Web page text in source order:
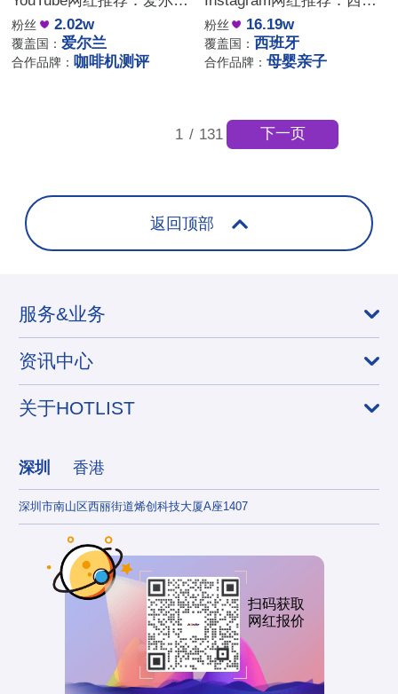
粉丝 2.02w
覆盖国： 爱尔兰
合作品牌： 咖啡机测评
粉丝 16.19w
覆盖国： 西班牙
合作品牌：母婴亲子
1 / 131 下一页
返回顶部
服务&业务
资讯中心
关于HOTLIST
深圳 香港
深圳市南山区西丽街道烯创科技大厦A座1407
扫码获取
网红报价